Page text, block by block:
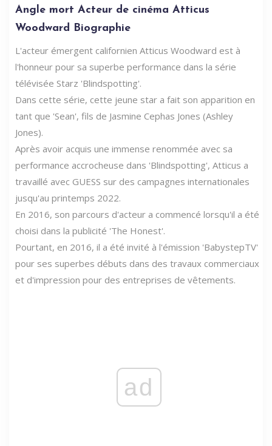
Angle mort Acteur de cinéma Atticus
Woodward Biographie
L'acteur émergent californien Atticus Woodward est à
l'honneur pour sa superbe performance dans la série
télévisée Starz 'Blindspotting'.
Dans cette série, cette jeune star a fait son apparition en
tant que 'Sean', fils de Jasmine Cephas Jones (Ashley
Jones).
Après avoir acquis une immense renommée avec sa
performance accrocheuse dans 'Blindspotting', Atticus a
travaillé avec GUESS sur des campagnes internationales
jusqu'au printemps 2022.
En 2016, son parcours d'acteur a commencé lorsqu'il a été
choisi dans la publicité 'The Honest'.
Pourtant, en 2016, il a été invité à l'émission 'BabystepTV'
pour ses superbes débuts dans des travaux commerciaux
et d'impression pour des entreprises de vêtements.
ad